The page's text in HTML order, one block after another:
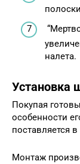
налета.
Установка
Покупая
особенности
поставляется
Монтаж